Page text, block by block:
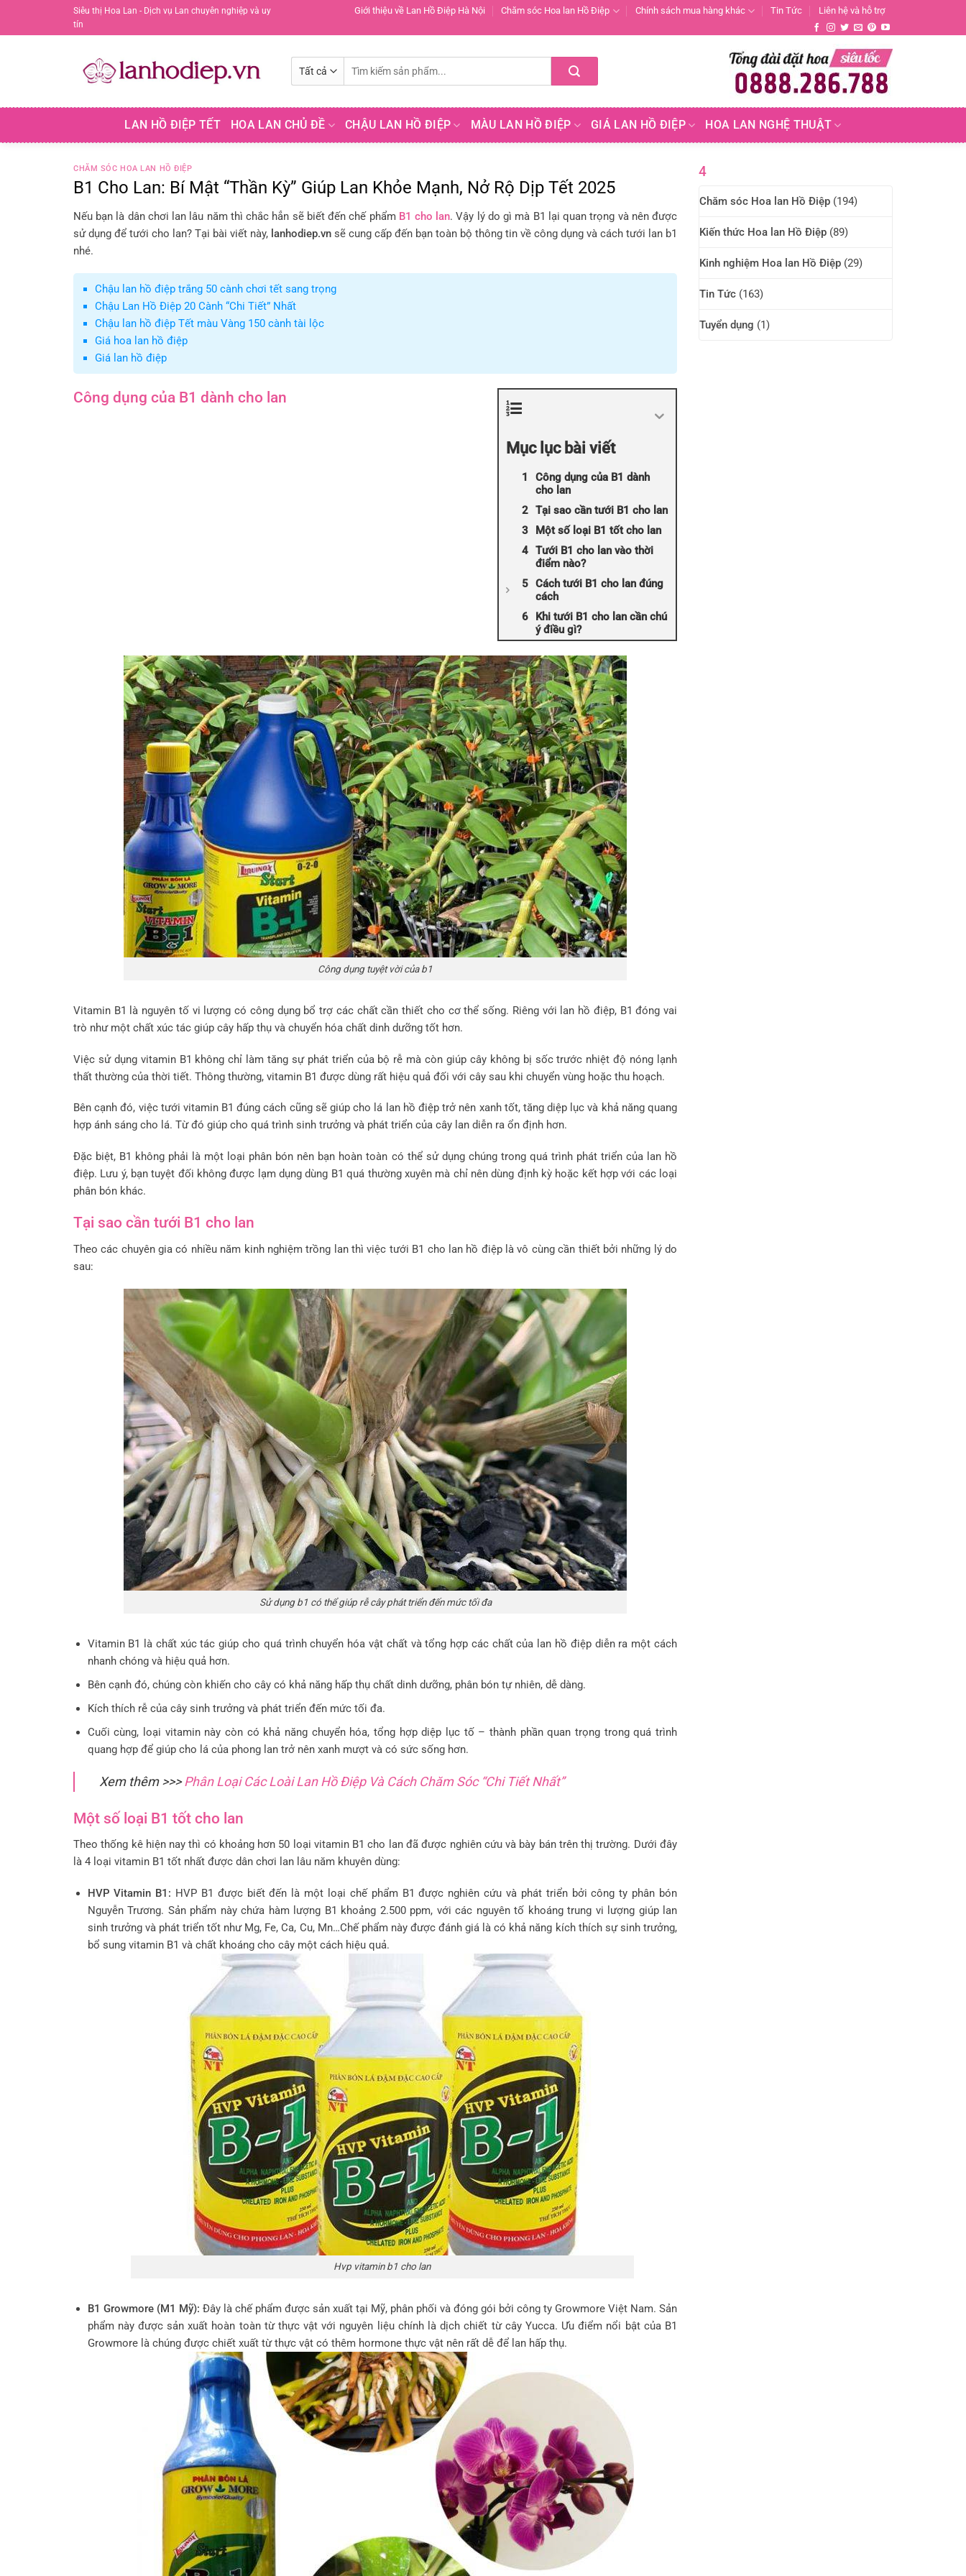
Siêu thị Hoa Lan - Dịch vụ Lan chuyên nghiệp và uy
tín
Giới thiệu về Lan Hồ Điệp Hà Nội Chăm sóc Hoa lan Hồ Điệp Chính sách mua hàng khác Tin Tức Liên hệ và hỗ trợ
kiếm:
LAN HỒ ĐIỆP TẾT HOA LAN CHỦ ĐỀ CHẬU LAN HỒ ĐIỆP MÀU LAN HỒ ĐIỆP GIÁ LAN HỒ ĐIỆP HOA LAN NGHỆ THUẬT
CHĂM SÓC HOA LAN HỒ ĐIỆP
B1 Cho Lan: Bí Mật “Thần Kỳ” Giúp Lan Khỏe Mạnh, Nở Rộ Dịp Tết 2025
Nếu bạn là dân chơi lan lâu năm thì chắc hẳn sẽ biết đến chế phẩm B1 cho lan. Vậy lý do gì mà B1 lại quan trọng và nên được
sử dụng để tưới cho lan? Tại bài viết này, lanhodiep.vn sẽ cung cấp đến bạn toàn bộ thông tin về công dụng và cách tưới lan b1
nhé.
Chậu lan hồ điệp trắng 50 cành chơi tết sang trọng
Chậu Lan Hồ Điệp 20 Cành “Chi Tiết” Nhất
Chậu lan hồ điệp Tết màu Vàng 150 cành tài lộc
Giá hoa lan hồ điệp
Giá lan hồ điệp
Mục lục bài viết
Công dụng của B1 dành
cho lan
Tại sao cần tưới B1 cho lan
Một số loại B1 tốt cho lan
Tưới B1 cho lan vào thời
điểm nào?
Cách tưới B1 cho lan đúng
cách
Khi tưới B1 cho lan cần chú
ý điều gì?
Công dụng của B1 dành cho lan
Công dụng tuyệt vời của b1
Vitamin B1 là nguyên tố vi lượng có công dụng bổ trợ các chất cần thiết cho cơ thể sống. Riêng với lan hồ điệp, B1 đóng vai
trò như một chất xúc tác giúp cây hấp thụ và chuyển hóa chất dinh dưỡng tốt hơn.
Việc sử dụng vitamin B1 không chỉ làm tăng sự phát triển của bộ rễ mà còn giúp cây không bị sốc trước nhiệt độ nóng lạnh
thất thường của thời tiết. Thông thường, vitamin B1 được dùng rất hiệu quả đối với cây sau khi chuyển vùng hoặc thu hoạch.
Bên cạnh đó, việc tưới vitamin B1 đúng cách cũng sẽ giúp cho lá lan hồ điệp trở nên xanh tốt, tăng diệp lục và khả năng quang
hợp ánh sáng cho lá. Từ đó giúp cho quá trình sinh trưởng và phát triển của cây lan diễn ra ổn định hơn.
Đặc biệt, B1 không phải là một loại phân bón nên bạn hoàn toàn có thể sử dụng chúng trong quá trình phát triển của lan hồ
điệp. Lưu ý, bạn tuyệt đối không được lạm dụng dùng B1 quá thường xuyên mà chỉ nên dùng định kỳ hoặc kết hợp với các loại
phân bón khác.
Tại sao cần tưới B1 cho lan
Theo các chuyên gia có nhiều năm kinh nghiệm trồng lan thì việc tưới B1 cho lan hồ điệp là vô cùng cần thiết bởi những lý do
sau:
Sử dụng b1 có thể giúp rễ cây phát triển đến mức tối đa
Vitamin B1 là chất xúc tác giúp cho quá trình chuyển hóa vật chất và tổng hợp các chất của lan hồ điệp diễn ra một cách
nhanh chóng và hiệu quả hơn.
Bên cạnh đó, chúng còn khiến cho cây có khả năng hấp thụ chất dinh dưỡng, phân bón tự nhiên, dễ dàng.
Kích thích rễ của cây sinh trưởng và phát triển đến mức tối đa.
Cuối cùng, loại vitamin này còn có khả năng chuyển hóa, tổng hợp diệp lục tố – thành phần quan trọng trong quá trình
quang hợp để giúp cho lá của phong lan trở nên xanh mượt và có sức sống hơn.
Xem thêm >>>Phân Loại Các Loài Lan Hồ Điệp Và Cách Chăm Sóc “Chi Tiết Nhất”
Một số loại B1 tốt cho lan
Theo thống kê hiện nay thì có khoảng hơn 50 loại vitamin B1 cho lan đã được nghiên cứu và bày bán trên thị trường. Dưới đây
là 4 loại vitamin B1 tốt nhất được dân chơi lan lâu năm khuyên dùng:
HVP Vitamin B1: HVP B1 được biết đến là một loại chế phẩm B1 được nghiên cứu và phát triển bởi công ty phân bón
Nguyễn Trương. Sản phẩm này chứa hàm lượng B1 khoảng 2.500 ppm, với các nguyên tố khoáng trung vi lượng giúp lan
sinh trưởng và phát triển tốt như Mg, Fe, Ca, Cu, Mn…Chế phẩm này được đánh giá là có khả năng kích thích sự sinh trưởng,
bổ sung vitamin B1 và chất khoáng cho cây một cách hiệu quả.
Hvp vitamin b1 cho lan
B1 Growmore (M1 Mỹ): Đây là chế phẩm được sản xuất tại Mỹ, phân phối và đóng gói bởi công ty Growmore Việt Nam. Sản
phẩm này được sản xuất hoàn toàn từ thực vật với nguyên liệu chính là dịch chiết từ cây Yucca. Ưu điểm nổi bật của B1
Growmore là chúng được chiết xuất từ thực vật có thêm hormone thực vật nên rất dễ để lan hấp thụ.
4
Chăm sóc Hoa lan Hồ Điệp (194)
Kiến thức Hoa lan Hồ Điệp (89)
Kinh nghiệm Hoa lan Hồ Điệp (29)
Tin Tức (163)
Tuyển dụng (1)